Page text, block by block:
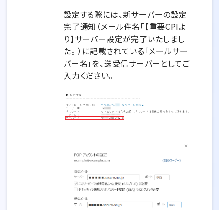
設定する際には、新サーバーの設定
完了通知（メール件名「【重要CPIよ
り】サーバー設定が完了いたしまし
た。 ）に記載されている「メールサー
バー名」を、送受信サーバーとしてご
入力ください。